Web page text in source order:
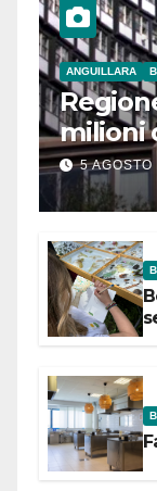
ANGUILLARA
milioni
5